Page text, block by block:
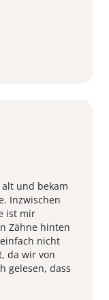
und bekam
Inzwischen
ist mir
Zähne hinten
nicht
da wir von
gelesen, dass